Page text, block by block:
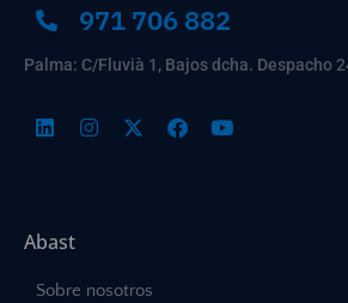
971 706 882
Palma: C/Fluvià 1, Bajos dcha. Despacho
Abast
Sobre nosotros